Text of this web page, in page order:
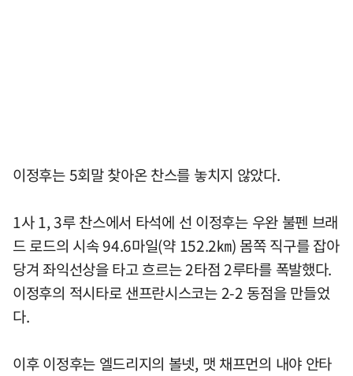
이정후는 5회말 찾아온 찬스를 놓치지 않았다.
1사 1, 3루 찬스에서 타석에 선 이정후는 우완 불펜 브래
드 로드의 시속 94.6마일(약 152.2㎞) 몸쪽 직구를 잡아
당겨 좌익선상을 타고 흐르는 2타점 2루타를 폭발했다.
이정후의 적시타로 샌프란시스코는 2-2 동점을 만들었
다.
이후 이정후는 엘드리지의 볼넷, 맷 채프먼의 내야 안타